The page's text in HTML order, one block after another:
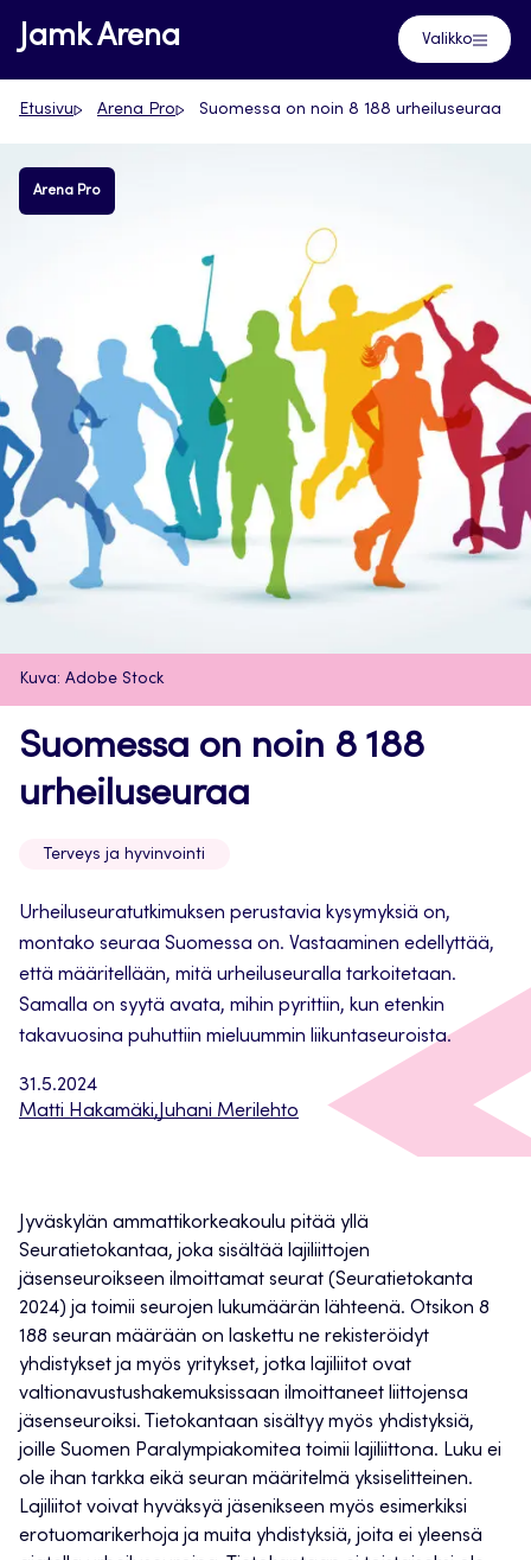
Siirry
suoraan
sisältöön
Jamk Arena Valikko
Etusivu Arena Pro Suomessa on noin 8 188 urheiluseuraa
Arena Pro
Kuva: Adobe Stock
31.5.2024
Matti Hakamäki, Juhani Merilehto
Suomessa on noin 8 188
urheiluseuraa
Terveys ja hyvinvointi
Urheiluseuratutkimuksen perustavia kysymyksiä on,
montako seuraa Suomessa on. Vastaaminen edellyttää,
että määritellään, mitä urheiluseuralla tarkoitetaan.
Samalla on syytä avata, mihin pyrittiin, kun etenkin
takavuosina puhuttiin mieluummin liikuntaseuroista.
Jyväskylän ammattikorkeakoulu pitää yllä
Seuratietokantaa, joka sisältää lajiliittojen
jäsenseuroikseen ilmoittamat seurat (Seuratietokanta
2024) ja toimii seurojen lukumäärän lähteenä. Otsikon 8
188 seuran määrään on laskettu ne rekisteröidyt
yhdistykset ja myös yritykset, jotka lajiliitot ovat
valtionavustushakemuksissaan ilmoittaneet liittojensa
jäsenseuroiksi. Tietokantaan sisältyy myös yhdistyksiä,
joille Suomen Paralympiakomitea toimii lajiliittona. Luku ei
ole ihan tarkka eikä seuran määritelmä yksiselitteinen.
Lajiliitot voivat hyväksyä jäsenikseen myös esimerkiksi
erotuomarikerhoja ja muita yhdistyksiä, joita ei yleensä